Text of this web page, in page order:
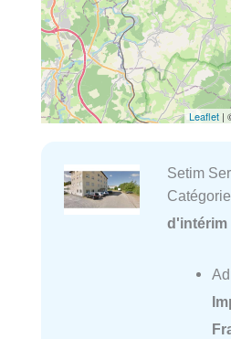
Leaflet |
Setim
d'intérim